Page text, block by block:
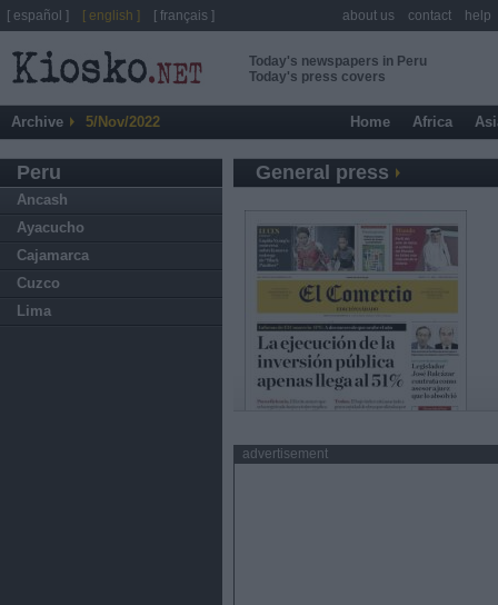
Today's newspapers in Peru
Today's press covers
Archive 5/Nov/2022 Home Africa
Peru
Ancash
Ayacucho
Cajamarca
Cuzco
Lima
General press
advertisement
[ español ] [ english ] [ français ] about us contact help